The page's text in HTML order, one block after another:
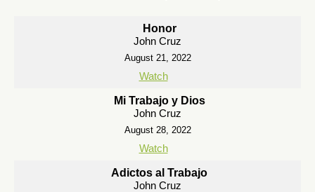
Honor
John Cruz
August 21, 2022
Watch
Mi Trabajo y Dios
John Cruz
August 28, 2022
Watch
Adictos al Trabajo
John Cruz